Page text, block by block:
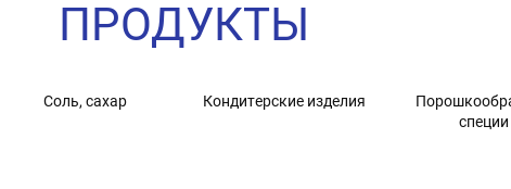
ПРОДУКТЫ
Соль, сахар Кондитерские изделия
специи